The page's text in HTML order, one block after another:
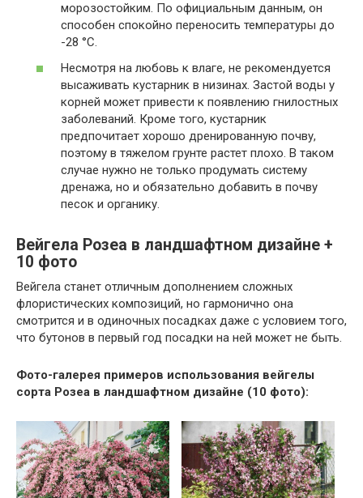
морозостойким. По официальным данным, он
способен спокойно переносить температуры до
-28 °C.
Несмотря на любовь к влаге, не рекомендуется
высаживать кустарник в низинах. Застой воды у
корней может привести к появлению гнилостных
заболеваний. Кроме того, кустарник
предпочитает хорошо дренированную почву,
поэтому в тяжелом грунте растет плохо. В таком
случае нужно не только продумать систему
дренажа, но и обязательно добавить в почву
песок и органику.
Вейгела Розеа в ландшафтном дизайне +
10 фото
Вейгела станет отличным дополнением сложных
флористических композиций, но гармонично она
смотрится и в одиночных посадках даже с условием того,
что бутонов в первый год посадки на ней может не быть.
Фото-галерея примеров использования вейгелы
сорта Розеа в ландшафтном дизайне (10 фото):